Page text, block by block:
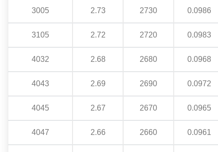
3005 2.73 2730 0.0986
3105 2.72 2720 0.0983
4032 2.68 2680 0.0968
4043 2.69 2690 0.0972
4045 2.67 2670 0.0965
4047 2.66 2660 0.0961